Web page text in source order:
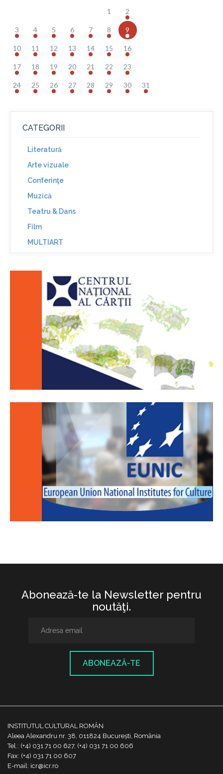
1 2
3 4 5 6 7 8 9
10 11 12 13 14 15 16
17 18 19 20 21 22 23
24 25 26 27 28 29 30 31
CATEGORII
Literatură
Arte vizuale
Conferinţe
Muzică
Teatru & Dans
Film
MULTIART
Abonează-te la Newsletter pentru
noutăţi.
ABONEAZĂ-TE
INSTITUTUL CULTURAL ROMÂN
Aleea Alexandru nr. 38, 011824 București, România
Tel.: (+4) 031 71 00 627, (+4) 031 71 00 606
Fax: (+4) 031 71 00 607
E-mail: icr@icr.ro